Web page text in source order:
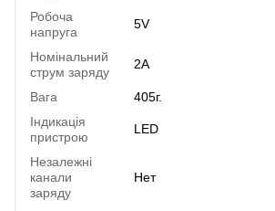
Робоча
напруга
5V
Номінальний
струм заряду
2А
Вага
405г.
Індикація
пристрою
LED
Незалежні
канали
заряду
Нет